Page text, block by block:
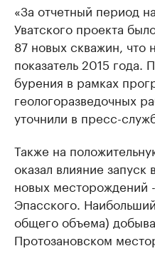
«За отчетный период
Уватского проекта
87 новых скважин, что
показатель 2015 года.
бурения в рамках
геологоразведочных
уточнили в пресс-
Также на
оказал влияние запуск
новых месторождений
Эпасского.
общего объема)
Протозановском